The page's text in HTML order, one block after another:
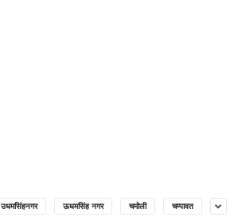
उधमसिंहनगर ऊधमसिंह नगर चमोली चम्पावत